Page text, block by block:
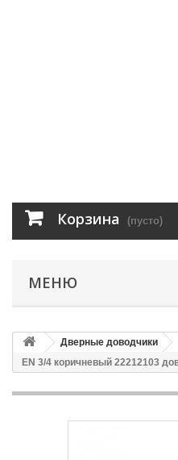
Корзина (пусто)
МЕНЮ
Дверные доводчики
EN 3/4 коричневый 22212103